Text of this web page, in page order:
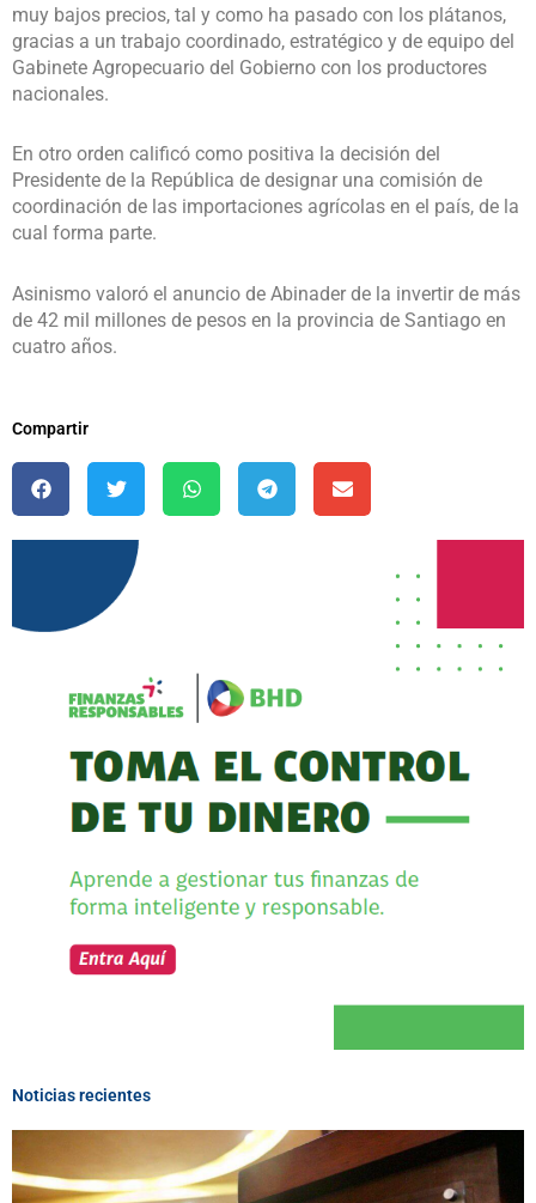
muy bajos precios, tal y como ha pasado con los plátanos,
gracias a un trabajo coordinado, estratégico y de equipo del
Gabinete Agropecuario del Gobierno con los productores
nacionales.
En otro orden calificó como positiva la decisión del
Presidente de la República de designar una comisión de
coordinación de las importaciones agrícolas en el país, de la
cual forma parte.
Asinismo valoró el anuncio de Abinader de la invertir de más
de 42 mil millones de pesos en la provincia de Santiago en
cuatro años.
Compartir
Noticias recientes